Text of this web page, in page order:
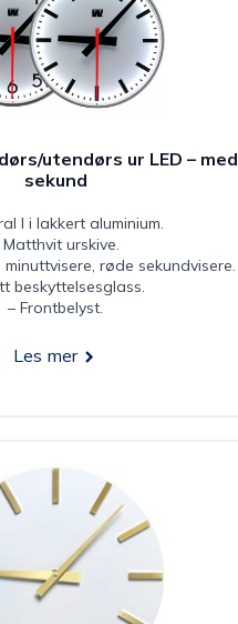
utendørs ur LED – med
sekund
l i lakkert aluminium.
Matthvit urskive.
røde sekundvisere.
beskyttelsesglass.
– Frontbelyst.
Les mer